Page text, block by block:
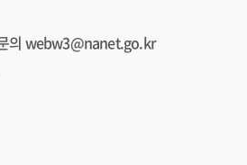
의 webw3@nanet.go.kr